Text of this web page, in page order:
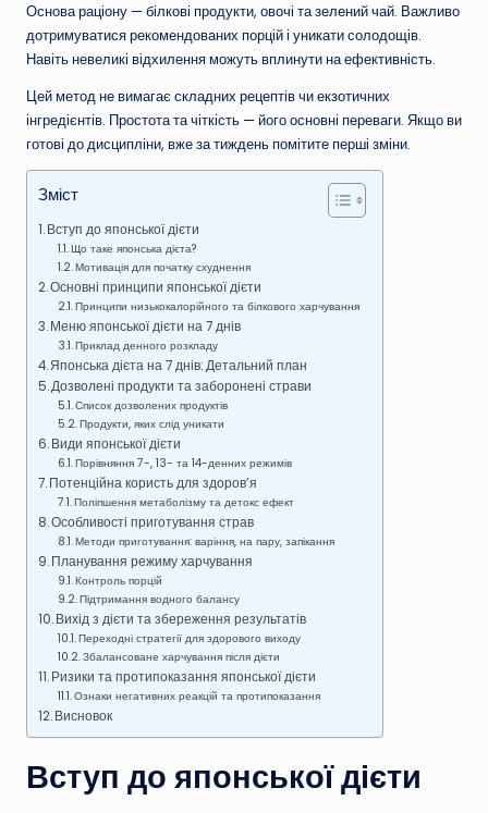
Основа раціону — білкові продукти, овочі та зелений чай. Важливо
дотримуватися рекомендованих порцій і уникати солодощів.
Навіть невеликі відхилення можуть вплинути на ефективність.
Цей метод не вимагає складних рецептів чи екзотичних
інгредієнтів. Простота та чіткість — його основні переваги. Якщо ви
готові до дисципліни, вже за тиждень помітите перші зміни.
Зміст
Вступ до японської дієти
Що таке японська дієта?
Мотивація для початку схуднення
Основні принципи японської дієти
Принципи низькокалорійного та білкового харчування
Меню японської дієти на 7 днів
Приклад денного розкладу
Японська дієта на 7 днів: Детальний план
Дозволені продукти та заборонені страви
Список дозволених продуктів
Продукти, яких слід уникати
Види японської дієти
Порівняння 7-, 13- та 14-денних режимів
Потенційна користь для здоров’я
Поліпшення метаболізму та детокс ефект
Особливості приготування страв
Методи приготування: варіння, на пару, запікання
Планування режиму харчування
Контроль порцій
Підтримання водного балансу
Вихід з дієти та збереження результатів
Переходні стратегії для здорового виходу
Збалансоване харчування після дієти
Ризики та протипоказання японської дієти
Ознаки негативних реакцій та протипоказання
Висновок
Вступ до японської дієти